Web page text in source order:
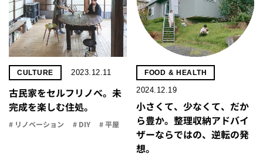
CULTURE 2023.12.11
古民家をセルフリノべ。未
完成を楽しむ住処。
# リノベーション # DIY # 平屋
FOOD & HEALTH
2024.12.19
小さくて、少なくて、だか
ら豊か。整理収納アドバイ
ザーならではの、逆転の発
想。